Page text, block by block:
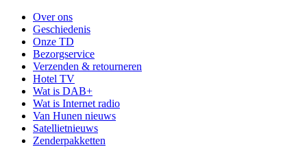
Over ons
Geschiedenis
Onze TD
Bezorgservice
Verzenden & retourneren
Hotel TV
Wat is DAB+
Wat is Internet radio
Van Hunen nieuws
Satellietnieuws
Zenderpakketten